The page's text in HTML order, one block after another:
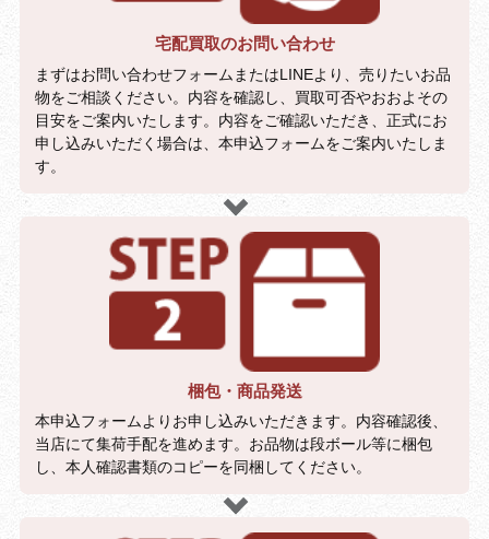
宅配買取のお問い合わせ
まずはお問い合わせフォームまたはLINEより、売りたいお品
物をご相談ください。内容を確認し、買取可否やおおよその
目安をご案内いたします。内容をご確認いただき、正式にお
申し込みいただく場合は、本申込フォームをご案内いたしま
す。
梱包・商品発送
本申込フォームよりお申し込みいただきます。内容確認後、
当店にて集荷手配を進めます。お品物は段ボール等に梱包
し、本人確認書類のコピーを同梱してください。